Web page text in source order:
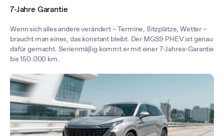
7-Jahre Garantie
Wenn sich alles andere verändert – Termine, Sitzplätze, Wetter –
braucht man eines, das konstant bleibt. Der MGS9 PHEV ist genau
dafür gemacht. Serienmäßig kommt er mit einer 7-Jahres-Garantie
bis 150.000 km.